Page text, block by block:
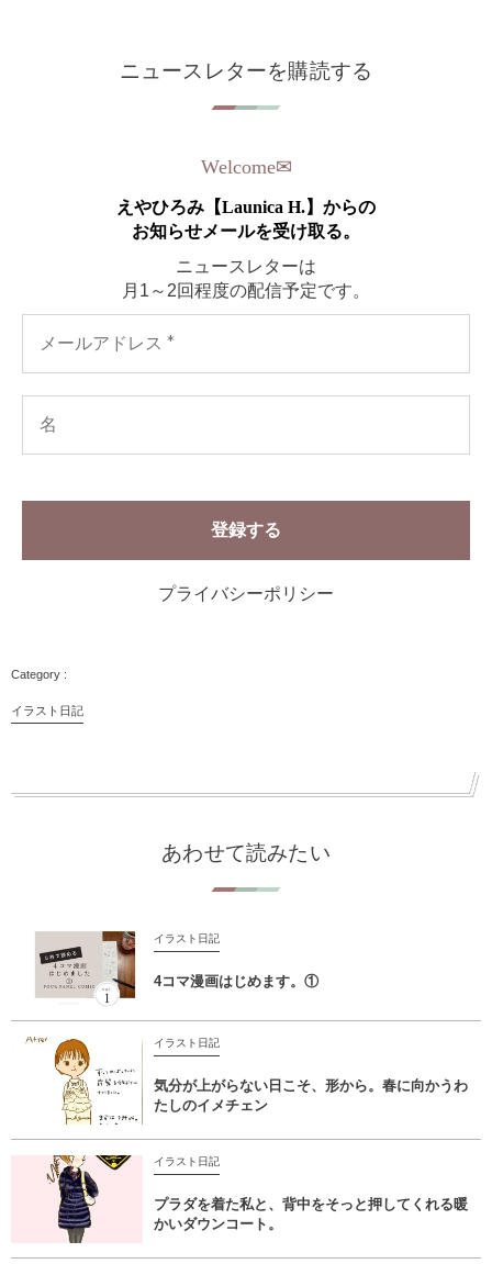
ニュースレターを購読する
Welcome✉︎
えやひろみ【Launica H.】からの
お知らせメールを受け取る。
ニュースレターは
月1～2回程度の配信予定です。
プライバシーポリシー
イラスト日記
あわせて読みたい
イラスト日記
4コマ漫画はじめます。①
イラスト日記
気分が上がらない日こそ、形から。春に向かうわ
たしのイメチェン
イラスト日記
プラダを着た私と、背中をそっと押してくれる暖
かいダウンコート。